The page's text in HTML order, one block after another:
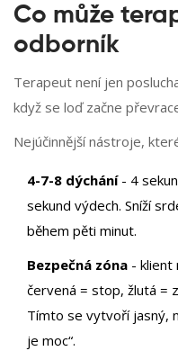
Co může
odborník
Terapeut není jen
když se loď začne
Nejúčinnější nástroje,
4-7-8 dýchání- 4
sekund výdech. Sníží
během pěti minut.
Bezpečná zóna - klient
červená = stop, žlutá =
Tímto se vytvoří jasný,
je moc“.